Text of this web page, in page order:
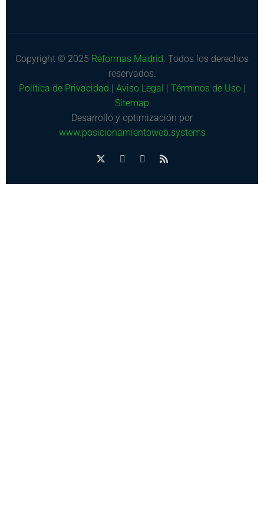
Copyright © 2025 Reformas Madrid. Todos los derechos
reservados.
Política de Privacidad
Aviso Legal Términos de Uso|
Sitemap
Desarrollo y optimización por
www.posicionamientoweb.systems